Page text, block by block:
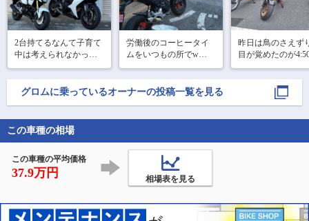
2台持てるなんて子育て
中は考えられなかった
🤭記念にパシャ
リ。　　“priceless”お金
で買えない価値があ
労働後のコーヒータイ
ムをいつもの所でw
何気に金山も土砂崩れ
箇所があちこちに💦
昨日は鳥のさえず
目が覚めたのが
れたコーヒーと
ミミで
苺
グロムに乗っているオーナーの投稿一覧を見る
この車種の相場
この車種の平均価格
37.9万円 相場表を見る